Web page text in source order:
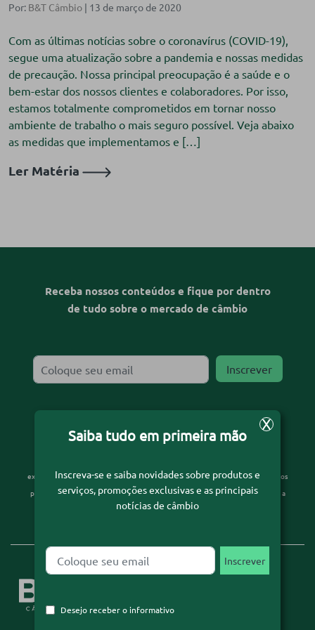
Por: B&T Câmbio | 13 de março de 2020
Com as últimas notícias sobre o coronavírus (COVID-19),
segue uma atualização sobre a pandemia e nossas medidas
de precaução. Nossa principal preocupação é a saúde e o
bem-estar dos nossos clientes e colaboradores. Por isso,
estamos totalmente comprometidos em tornar nosso
ambiente de trabalho o mais seguro possível. Veja abaixo
as medidas que implementamos e […]
Ler Matéria
Receba nossos conteúdos e fique por dentro
de tudo sobre o mercado de câmbio
Desejo receber o informativo
experiência de navegação. Para mais informações sobre como usamos seus dados
pessoais, acesse nossaPolítica de Privacidade. Você pode cancelar a assinatura a
qualquer momento através do link que enviamos em cada comunicação.
X
Saiba tudo em primeira mão
Inscreva-se e saiba novidades sobre produtos e
serviços, promoções exclusivas e as principais
notícias de câmbio
Desejo receber o informativo